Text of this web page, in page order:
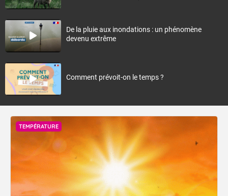
De la pluie aux inondations : un phénomène
devenu extrême
Comment prévoit-on le temps ?
TEMPÉRATURE